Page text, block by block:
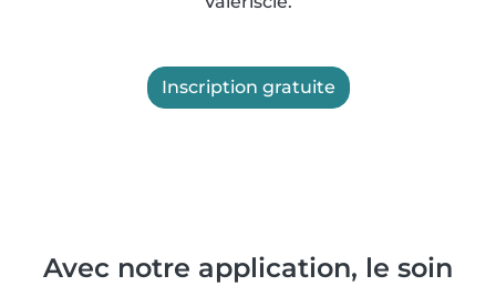
Inscription gratuite
Avec notre application, le soin